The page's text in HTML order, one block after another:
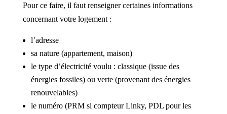
Pour ce faire, il faut renseigner certaines informations
concernant votre logement :
l’adresse
sa nature (appartement, maison)
le type d’électricité voulu : classique (issue des
énergies fossiles) ou verte (provenant des énergies
renouvelables)
le numéro (PRM si compteur Linky, PDL pour les